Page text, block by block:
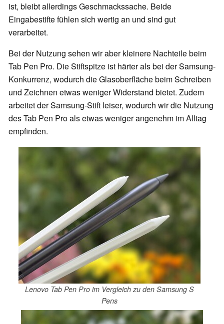
ist, bleibt allerdings Geschmackssache. Beide
Eingabestifte fühlen sich wertig an und sind gut
verarbeitet.
Bei der Nutzung sehen wir aber kleinere Nachteile beim
Tab Pen Pro. Die Stiftspitze ist härter als bei der Samsung-
Konkurrenz, wodurch die Glasoberfläche beim Schreiben
und Zeichnen etwas weniger Widerstand bietet. Zudem
arbeitet der Samsung-Stift leiser, wodurch wir die Nutzung
des Tab Pen Pro als etwas weniger angenehm im Alltag
empfinden.
Lenovo Tab Pen Pro im Vergleich zu den Samsung S
Pens